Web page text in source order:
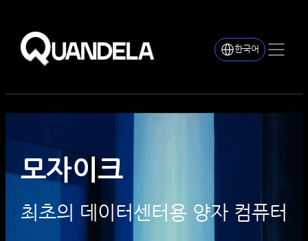
한국어
모자이크
최초의 데이터센터용 양자 컴퓨터